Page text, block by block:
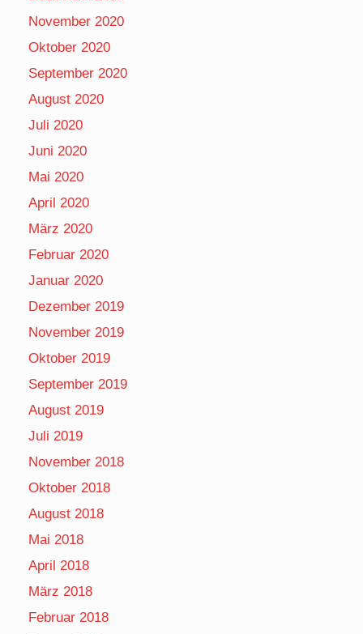
November 2020
Oktober 2020
September 2020
August 2020
Juli 2020
Juni 2020
Mai 2020
April 2020
März 2020
Februar 2020
Januar 2020
Dezember 2019
November 2019
Oktober 2019
September 2019
August 2019
Juli 2019
November 2018
Oktober 2018
August 2018
Mai 2018
April 2018
März 2018
Februar 2018